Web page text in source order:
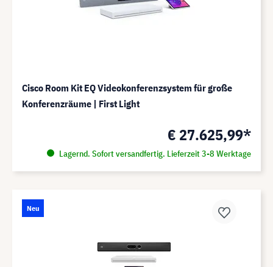
Cisco Room Kit EQ Videokonferenzsystem für große
Konferenzräume | First Light
€ 27.625,99*
Lagernd. Sofort versandfertig. Lieferzeit 3-8 Werktage
Neu